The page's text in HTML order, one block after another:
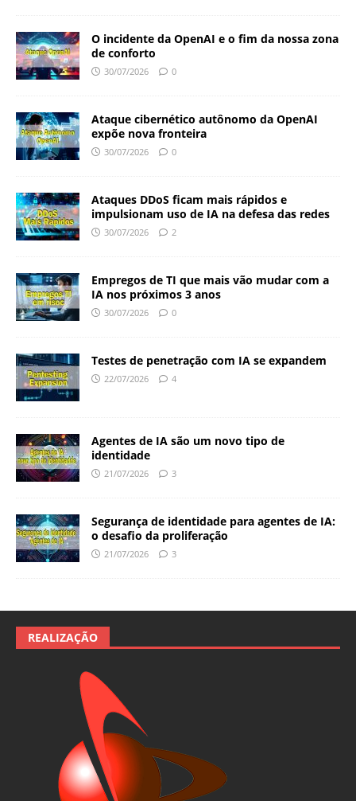
O incidente da OpenAI e o fim da nossa zona
de conforto
30/07/2026 0
Ataque cibernético autônomo da OpenAI
expõe nova fronteira
30/07/2026 0
Ataques DDoS ficam mais rápidos e
impulsionam uso de IA na defesa das redes
30/07/2026 2
Empregos de TI que mais vão mudar com a
IA nos próximos 3 anos
30/07/2026 0
Testes de penetração com IA se expandem
22/07/2026 4
Agentes de IA são um novo tipo de
identidade
21/07/2026 3
Segurança de identidade para agentes de IA:
o desafio da proliferação
21/07/2026 3
REALIZAÇÃO